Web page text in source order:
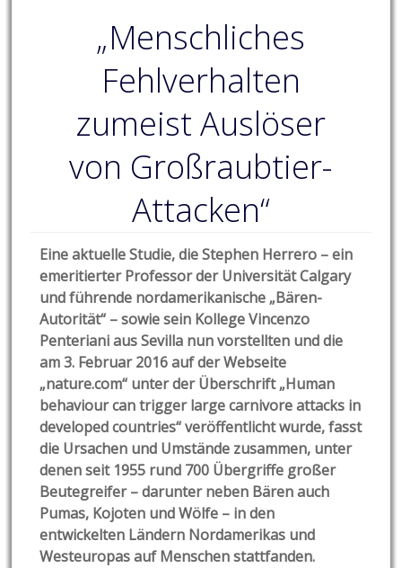
„Menschliches
Fehlverhalten
zumeist Auslöser
von Großraubtier-
Attacken“
Eine aktuelle Studie, die Stephen Herrero – ein
emeritierter Professor der Universität Calgary
und führende nordamerikanische „Bären-
Autorität“ – sowie sein Kollege Vincenzo
Penteriani aus Sevilla nun vorstellten und die
am 3. Februar 2016 auf der Webseite
„nature.com“ unter der Überschrift „Human
behaviour can trigger large carnivore attacks in
developed countries“ veröffentlicht wurde, fasst
die Ursachen und Umstände zusammen, unter
denen seit 1955 rund 700 Übergriffe großer
Beutegreifer – darunter neben Bären auch
Pumas, Kojoten und Wölfe – in den
entwickelten Ländern Nordamerikas und
Westeuropas auf Menschen stattfanden.